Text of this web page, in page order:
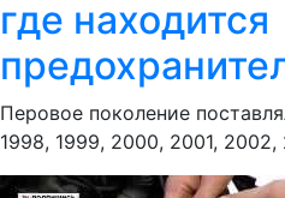
где находится
Перовое поколение
1998, 1999, 2000, 2001, 2002,